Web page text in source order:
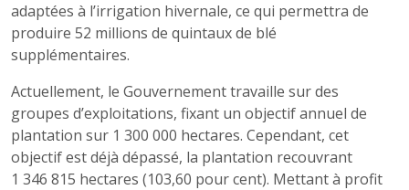
adaptées à l’irrigation hivernale, ce qui permettra de
produire 52 millions de quintaux de blé
supplémentaires.
Actuellement, le Gouvernement travaille sur des
groupes d’exploitations, fixant un objectif annuel de
plantation sur 1 300 000 hectares. Cependant, cet
objectif est déjà dépassé, la plantation recouvrant
1 346 815 hectares (103,60 pour cent). Mettant à profit